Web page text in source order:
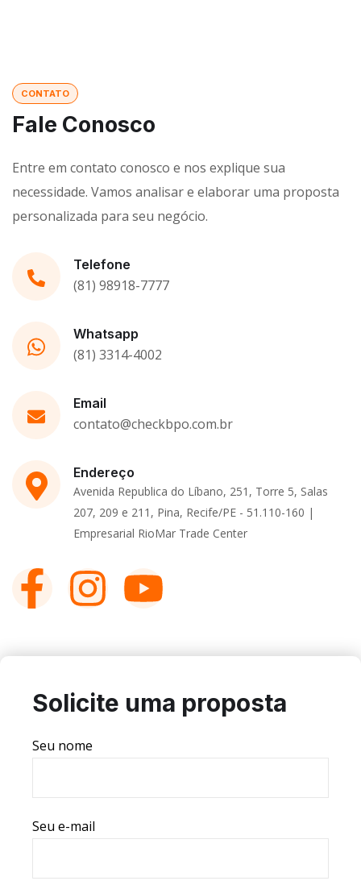
CONTATO
Fale Conosco
Entre em contato conosco e nos explique sua
necessidade. Vamos analisar e elaborar uma proposta
personalizada para seu negócio.
Telefone
(81) 98918-7777
Whatsapp
(81) 3314-4002
Email
contato@checkbpo.com.br
Endereço
Avenida Republica do Líbano, 251, Torre 5, Salas
207, 209 e 211, Pina, Recife/PE - 51.110-160 |
Empresarial RioMar Trade Center
Solicite uma proposta
Seu nome
Seu e-mail